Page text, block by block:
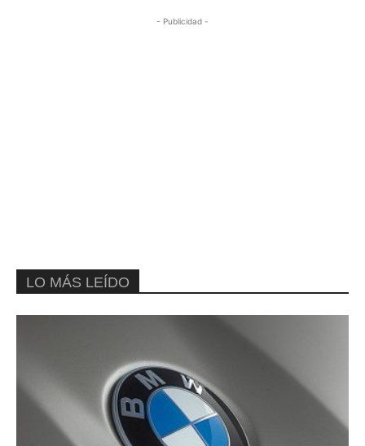
- Publicidad -
LO MÁS LEÍDO